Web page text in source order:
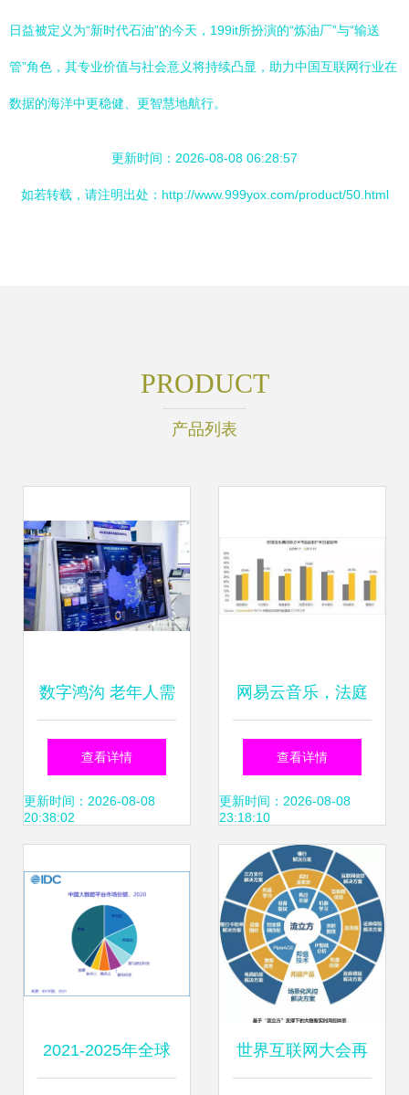
日益被定义为“新时代石油”的今天，199it所扮演的“炼油厂”与“输送
管”角色，其专业价值与社会意义将持续凸显，助力中国互联网行业在
数据的海洋中更稳健、更智慧地航行。
更新时间：2026-08-08 06:28:57
如若转载，请注明出处：http://www.999yox.com/product/50.html
PRODUCT
产品列表
数字鸿沟 老年人需
要的是一部智能手
机和关怀陪伴
查看详情
更新时间：2026-08-08
20:38:02
网易云音乐，法庭
见 用户数据权利的
边界与互联网服务
的责任
查看详情
更新时间：2026-08-08
23:18:10
2021-2025年全球 世界互联网大会再